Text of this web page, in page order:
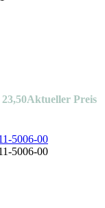
23,50Aktueller Preis